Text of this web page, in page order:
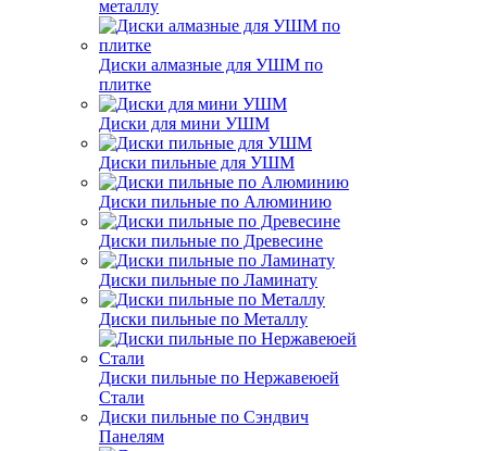
металлу
Диски алмазные для УШМ по
плитке
Диски для мини УШМ
Диски пильные для УШМ
Диски пильные по Алюминию
Диски пильные по Древесине
Диски пильные по Ламинату
Диски пильные по Металлу
Диски пильные по Нержавеюей
Стали
Диски пильные по Сэндвич
Панелям